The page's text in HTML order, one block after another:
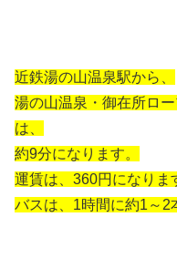
近鉄湯の山温泉駅から、
湯の山温泉・御在所ロ
は、
約9分になります。
運賃は、360円になりま
バスは、1時間に約1～2